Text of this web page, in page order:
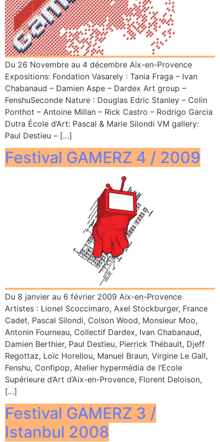
Du 26 Novembre au 4 décembre Aix-en-Provence
Expositions: Fondation Vasarely : Tania Fraga – Ivan
Chabanaud – Damien Aspe – Dardex Art group –
FenshuSeconde Nature : Douglas Edric Stanley – Colin
Ponthot – Antoine Millan – Rick Castro – Rodrigo Garcia
Dutra École d’Art: Pascal & Marie Silondi VM gallery:
Paul Destieu – […]
Festival GAMERZ 4 / 2009
Du 8 janvier au 6 février 2009 Aix-en-Provence
Artistes : Lionel Scoccimaro, Axel Stockburger, France
Cadet, Pascal Silondi, Colson Wood, Monsieur Moo,
Antonin Fourneau, Collectif Dardex, Ivan Chabanaud,
Damien Berthier, Paul Destieu, Pierrick Thébault, Djeff
Regottaz, Loïc Horellou, Manuel Braun, Virgine Le Gall,
Fenshu, Confipop, Atelier hypermédia de l’Ecole
Supérieure d’Art d’Aix-en-Provence, Florent Deloison,
[…]
Festival GAMERZ 3 /
Istanbul 2008